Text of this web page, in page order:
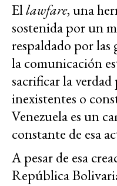
Ellawfare, una
sostenida por un
respaldado por las
la comunicación
sacrificar la
inexistentes o
Venezuela es un
constante de esa
A pesar de esa
República